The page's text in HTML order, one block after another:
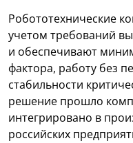
Робототехнические
учетом требований
и обеспечивают
фактора, работу без
стабильности
решение прошло
интегрировано в
российских